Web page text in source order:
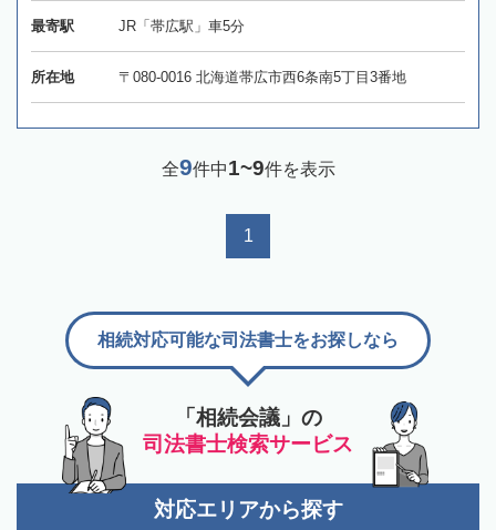
最寄駅 JR「帯広駅」車5分
所在地 〒080-0016 北海道帯広市西6条南5丁目3番地
全9件中1~9件を表示
1
「相続会議」の
司法書士検索サービス
相続対応可能な司法書士をお探しなら
対応エリアから探す